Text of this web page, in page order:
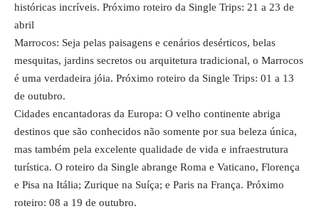
históricas incríveis. Próximo roteiro da Single Trips: 21 a 23 de
abril
Marrocos: Seja pelas paisagens e cenários desérticos, belas
mesquitas, jardins secretos ou arquitetura tradicional, o Marrocos
é uma verdadeira jóia. Próximo roteiro da Single Trips: 01 a 13
de outubro.
Cidades encantadoras da Europa: O velho continente abriga
destinos que são conhecidos não somente por sua beleza única,
mas também pela excelente qualidade de vida e infraestrutura
turística. O roteiro da Single abrange Roma e Vaticano, Florença
e Pisa na Itália; Zurique na Suíça; e Paris na França. Próximo
roteiro: 08 a 19 de outubro.